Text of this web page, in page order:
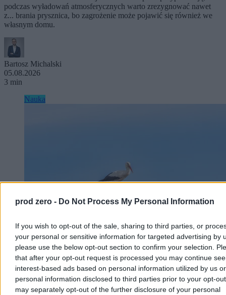
prod zero - Do Not Process My Personal Information
If you wish to opt-out of the sale, sharing to third parties, or
your personal or sensitive information for targeted advertising by
please use the below opt-out section to confirm your selection.
that after your opt-out request is processed you may continue
interest-based ads based on personal information utilized by us or
personal information disclosed to third parties prior to your opt-
may separately opt-out of the further disclosure of your personal
podczas wyładowań atmosferycznych warto zrezygnować nawet
z... brania prysznica, bo zagrożenie może pojawić się również we
własnym domu.
Bartosz Michalski
05.08.2026
3 min
Nauka
To ostatni etap przed odlotem. Bociany rozpoczęły
przygotowania
To jeden z najbardziej charakterystycznych znaków kończącego się